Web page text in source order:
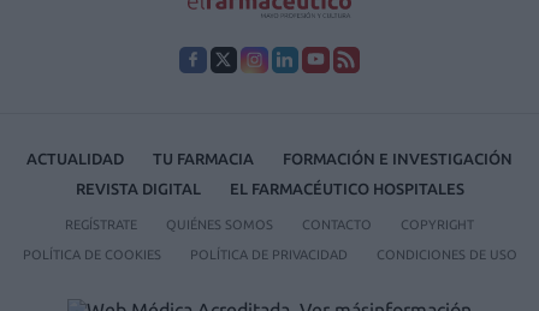
ACTUALIDAD TU FARMACIA
FORMACIÓN E INVESTIGACIÓN
REVISTA DIGITAL
EL FARMACÉUTICO HOSPITALES
REGÍSTRATE QUIÉNES SOMOS CONTACTO COPYRIGHT
POLÍTICA DE COOKIES POLÍTICA DE PRIVACIDAD CONDICIONES DE USO